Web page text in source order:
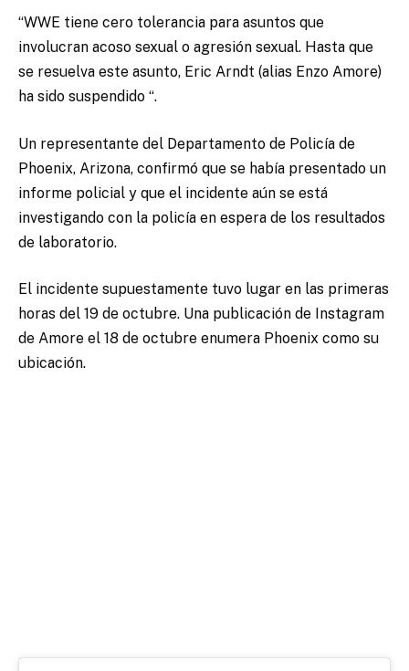
“WWE tiene cero tolerancia para asuntos que
involucran acoso sexual o agresión sexual. Hasta que
se resuelva este asunto, Eric Arndt (alias Enzo Amore)
ha sido suspendido “.
Un representante del Departamento de Policía de
Phoenix, Arizona, confirmó que se había presentado un
informe policial y que el incidente aún se está
investigando con la policía en espera de los resultados
de laboratorio.
El incidente supuestamente tuvo lugar en las primeras
horas del 19 de octubre. Una publicación de Instagram
de Amore el 18 de octubre enumera Phoenix como su
ubicación.